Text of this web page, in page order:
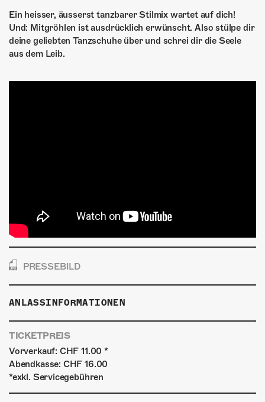
Ein heisser, äusserst tanzbarer Stilmix wartet auf dich!
Und: Mitgröhlen ist ausdrücklich erwünscht. Also stülpe dir
deine geliebten Tanzschuhe über und schrei dir die Seele
aus dem Leib.
PRESSEBILD
ANLASSINFORMATIONEN
TICKETPREIS
Vorverkauf: CHF 11.00 *
Abendkasse: CHF 16.00
*exkl. Servicegebühren